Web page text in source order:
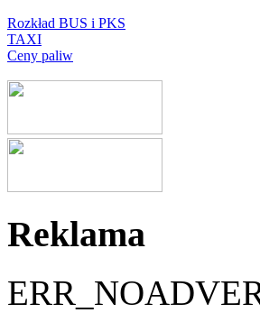
Rozkład BUS i PKS
TAXI
Ceny paliw
Reklama